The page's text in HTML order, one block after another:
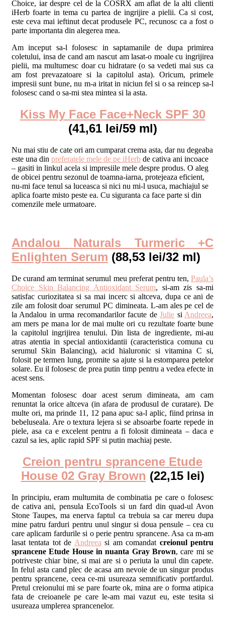
Choice, iar despre cel de la COSRX am aflat de la alti clienti
iHerb foarte in tema cu partea de ingrijire a pielii. Ca si cost,
este ceva mai ieftinut decat produsele PC, recunosc ca a fost o
parte importanta din alegerea mea.
Am inceput sa-l folosesc in saptamanile de dupa primirea
coletului, insa de cand am nascut am lasat-o moale cu ingrijirea
pielii, ma multumesc doar cu hidratare (o sa vedeti mai sus ca
am fost prevazatoare si la capitolul asta). Oricum, primele
impresii sunt bune, nu m-a iritat in niciun fel si o sa reincep sa-l
folosesc cand o sa-mi stea mintea si la asta.
Kiss My Face Face+Neck SPF 30
(41,61 lei/59 ml)
Nu mai stiu de cate ori am cumparat crema asta, dar nu degeaba
este una din preferatele mele de pe iHerb de cativa ani incoace
– gasiti in linkul acela si impresiile mele despre produs. O aleg
de obicei pentru sezonul de toamna-iarna, protejeaza eficient,
nu-mi face tenul sa luceasca si nici nu mi-l usuca, machiajul se
aplica foarte misto peste ea. Cu siguranta ca face parte si din
comenzile mele urmatoare.
Andalou Naturals Turmeric +C
Enlighten Serum (88,53 lei/32 ml)
De curand am terminat serumul meu preferat pentru ten, Paula’s
Choice Skin Balancing Antioxidant Serum, si-am zis sa-mi
satisfac curiozitatea si sa mai incerc si altceva, dupa ce ani de
zile am folosit doar serumul PC dimineata. L-am ales pe cel de
la Andalou in urma recomandarilor facute deJulie si Andreea,
am mers pe mana lor de mai multe ori cu rezultate foarte bune
la capitolul ingrijirea tenului. Din lista de ingrediente, mi-au
atras atentia in special antioxidantii (caracteristica comuna cu
serumul Skin Balancing), acid hialuronic si vitamina C si,
folosit pe termen lung, promite sa ajute si la estomparea petelor
solare. Eu il folosesc de prea putin timp pentru a vedea efecte in
acest sens.
Momentan folosesc doar acest serum dimineata, am cam
renuntat la orice altceva (in afara de produsul de curatare). De
multe ori, ma prinde 11, 12 pana apuc sa-l aplic, fiind prinsa in
bebeluseala. Are o textura lejera si se absoarbe foarte repede in
piele, asa ca e excelent pentru a fi folosit dimineata – daca e
cazul sa ies, aplic rapid SPF si putin machiaj peste.
Creion pentru sprancene Etude
House 02 Gray Brown (22,15 lei)
In principiu, eram multumita de combinatia pe care o folosesc
de cativa ani, pensula EcoTools si un fard din quad-ul Avon
Stone Taupes, ma enerva faptul ca trebuia sa car mereu dupa
mine patru farduri pentru unul singur si doua pensule – cea cu
care aplicam fardurile si o perie pentru sprancene. Asa ca m-am
lasat tentata tot de Andreea si am comandat creionul pentru
sprancene Etude House in nuanta Gray Brown, care mi se
potriveste chiar bine, si mai are si o periuta la unul din capete.
In felul asta cand plec de acasa am nevoie de un singur produs
pentru sprancene, ceea ce-mi usureaza semnificativ portfardul.
Pretul creionului mi se pare foarte ok, mina are o forma atipica
fata de creioanele pe care le-am mai vazut eu, este tesita si
usureaza umplerea sprancenelor.